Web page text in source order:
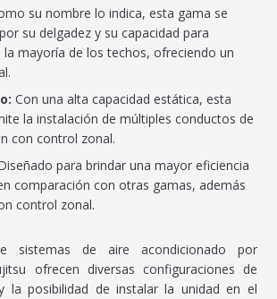
su nombre lo indica, esta gama se
su delgadez y su capacidad para
la mayoría de los techos, ofreciendo un
Con una alta capacidad estática, esta
la instalación de múltiples conductos de
con control zonal.
para brindar una mayor eficiencia
comparación con otras gamas, además
control zonal.
sistemas de aire acondicionado por
ofrecen diversas configuraciones de
la posibilidad de instalar la unidad en el